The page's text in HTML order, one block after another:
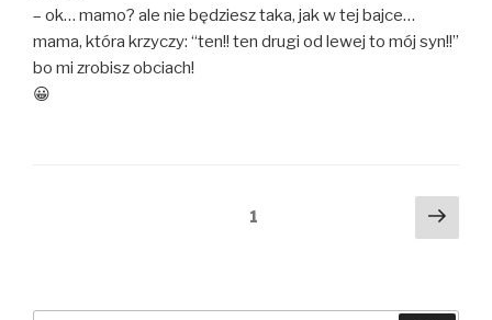
– ok… mamo? ale nie będziesz taka, jak w tej bajce…
mama, która krzyczy: “ten!! ten drugi od lewej to mój syn!!”
bo mi zrobisz obciach!
😀
1